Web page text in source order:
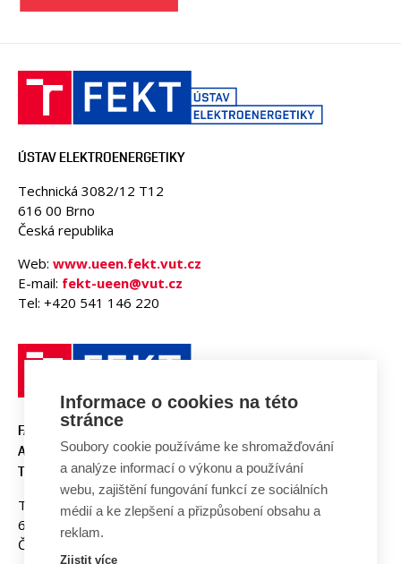
ÚSTAV ELEKTROENERGETIKY
Technická 3082/12 T12
616 00 Brno
Česká republika
Web: www.ueen.fekt.vut.cz
E-mail: fekt-ueen@vut.cz
Tel: +420 541 146 220
FAKULTA ELEKTROTECHNIKY
A KOMUNIKAČNÍCH
TECHNOLOGIÍ, VUT V BRNĚ
Technická 3058/10
616 00 Brno
Česká republika
Informace o cookies na této
stránce
Soubory cookie používáme ke shromažďování
a analýze informací o výkonu a používání
webu, zajištění fungování funkcí ze sociálních
médií a ke zlepšení a přizpůsobení obsahu a
reklam.
Zjistit více